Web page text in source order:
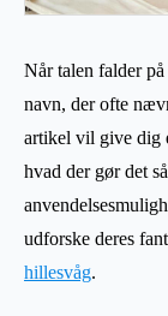
Når talen falder
navn, der ofte
artikel vil give dig
hvad der gør det
udforske deres
hillesvåg.